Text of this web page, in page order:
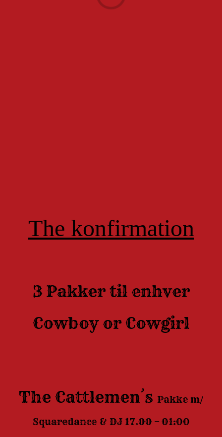
The konfirmation
3 Pakker til enhver
Cowboy or Cowgirl
The Cattlemen´s Pakke m/
Squaredance & DJ 17.00 – 01:00